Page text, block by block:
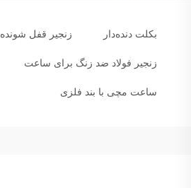
بکلت دنده‌دار زنجیر قفل شونده
زنجیر فولاد ضد زنگ برای ساعت
ساعت مچی با بند فلزی